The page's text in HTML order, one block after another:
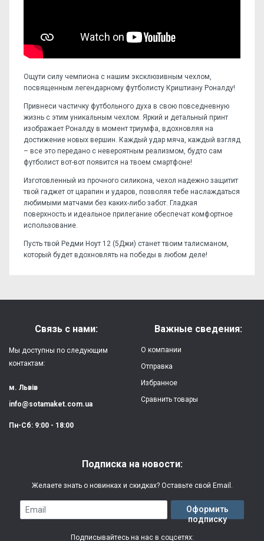
Ощути силу чемпиона с нашим эксклюзивным чехлом,
посвященным легендарному футболисту Криштиану Роналду!
Привнеси частичку футбольного духа в свою повседневную
жизнь с этим уникальным чехлом. Яркий и детальный принт
изображает Роналду в момент триумфа, вдохновляя на
достижение новых вершин. Каждый удар мяча, каждый взгляд
– все это передано с невероятным реализмом, будто сам
футболист вот-вот появится на твоем смартфоне!
Изготовленный из прочного силикона, чехол надежно защитит
твой гаджет от царапин и ударов, позволяя тебе наслаждаться
любимыми матчами без каких-либо забот. Гладкая
поверхность и идеальное прилегание обеспечат комфортное
использование.
Пусть твой Редми Ноут 12 (5Джи) станет твоим талисманом,
который будет вдохновлять на победы в любом деле!
Защита:
от ударов,
Качество:
яркая, четкая
Особенности:
(влагостойкая, гибкая)
Гарантия: 3 месяца
Напишите отзыв или мнение
Связь с нами:
Мы доступны по следующим
контактам:
м. Львів
info@sotamaket.com.ua
Пн-Сб: 9:00 - 18:00
Важные сведения:
О компании
Отправка
Избранное
Сравнить товары
Подписка на новости:
Желаете знать о новинках и скидках? Оставьте свой Email.
Email
Оформить
подписку
Подписывайтесь на нас в соцсетях: